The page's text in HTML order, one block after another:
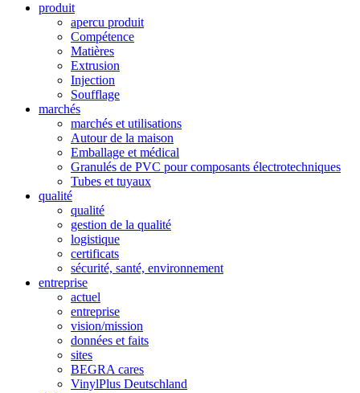
produit
apercu produit
Compétence
Matières
Extrusion
Injection
Soufflage
marchés
marchés et utilisations
Autour de la maison
Emballage et médical
Granulés de PVC pour composants électrotechniques
Tubes et tuyaux
qualité
qualité
gestion de la qualité
logistique
certificats
sécurité, santé, environnement
entreprise
actuel
entreprise
vision/mission
données et faits
sites
BEGRA cares
VinylPlus Deutschland